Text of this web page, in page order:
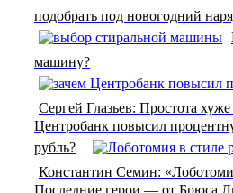
подобрать под новогодний
машину?
Сергей Глазьев: Простота
Центробанк повысил
рубль?
Константин Семин:
Последние герои — от Брюса